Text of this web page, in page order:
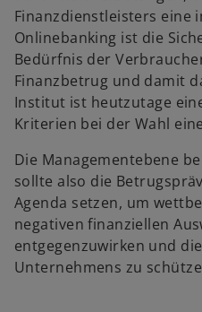
Finanzdienstleisters eine
Onlinebanking ist die
Bedürfnis der
Finanzbetrug und damit
Institut ist heutzutage
Kriterien bei der Wahl
Die Managementebene
sollte also die
Agenda setzen, um
negativen finanziellen
entgegenzuwirken und
Unternehmens zu